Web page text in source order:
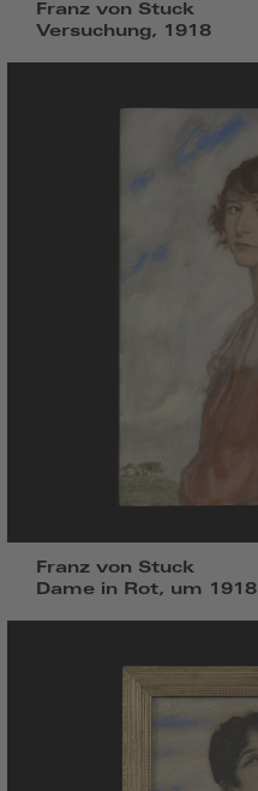
Franz von Stuck
Versuchung, 1918
Franz von Stuck
Dame in Rot, um 1918